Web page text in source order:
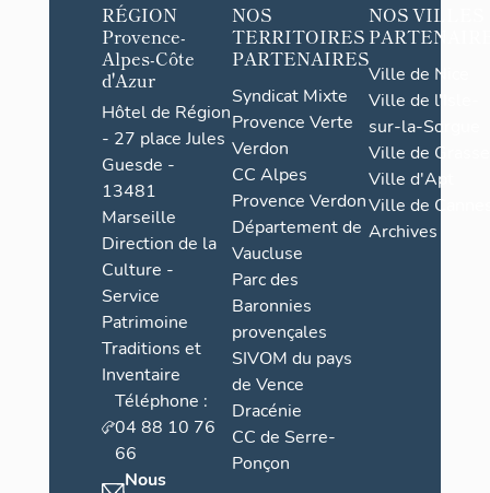
RÉGION
Provence-
Alpes-Côte
d'Azur
Hôtel de Région
- 27 place Jules
Guesde -
13481
Marseille
Direction de la
Culture -
Service
Patrimoine
Traditions et
Inventaire
Téléphone :
04 88 10 76
66
Nous
NOS
TERRITOIRES
PARTENAIRES
Syndicat Mixte
Provence Verte
Verdon
CC Alpes
Provence Verdon
Département de
Vaucluse
Parc des
Baronnies
provençales
SIVOM du pays
de Vence
Dracénie
CC de Serre-
Ponçon
NOS VILLES
Ville de Nice
Ville de l'Isle-
sur-la-Sorgue
Ville de Grasse
Ville d'Apt
Ville de
Archives